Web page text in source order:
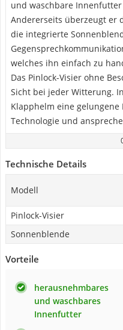
und waschbare Innenfutter
Andererseits überzeugt er
die integrierte
welches ihn einfach zu
Das Pinlock-Visier ohne
Sicht bei jeder Witterung.
Klapphelm eine
Technologie und
Technische Details
Modell
Pinlock-Visier
Sonnenblende
Vorteile
herausnehmbares
und waschbares
Innenfutter